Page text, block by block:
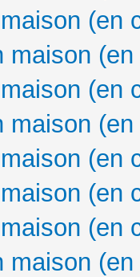
(en
maison
(en
maison
(en
(en
(en
maison